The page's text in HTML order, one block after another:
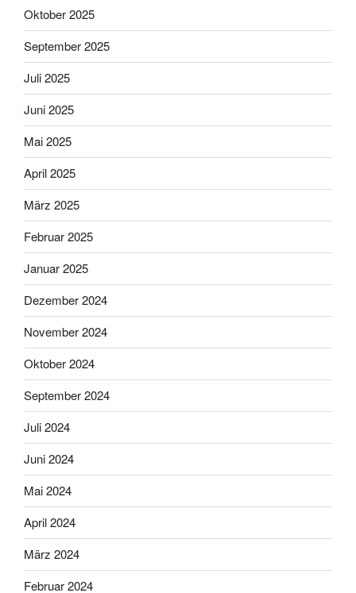
Oktober 2025
September 2025
Juli 2025
Juni 2025
Mai 2025
April 2025
März 2025
Februar 2025
Januar 2025
Dezember 2024
November 2024
Oktober 2024
September 2024
Juli 2024
Juni 2024
Mai 2024
April 2024
März 2024
Februar 2024